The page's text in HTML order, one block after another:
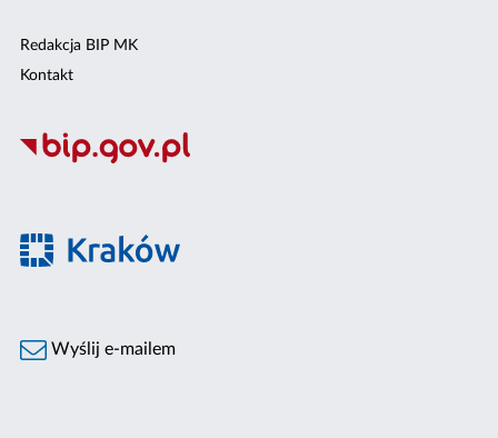
Redakcja BIP MK
Kontakt
Wyślij e-mailem